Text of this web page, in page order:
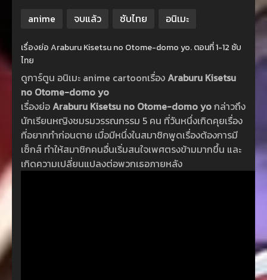
anime จบแล้ว ซับไทย อนิเมะ
เรื่องย่อ Araburu Kisetsu no Otome-domo yo. ตอนที่ 1-12 ซับ
ไทย
ดูการ์ตูน อนิเมะ anime cartoonเรื่องAraburu Kisetsu
no Otome-domo yo
เรื่องย่อAraburu Kisetsu no Otome-domo yoกล่าวถึง
นักเรียนหญิงชมรมวรรณกรรม 5 คน ที่วันหนึ่งเกิดคุยเรื่อง
ที่อยากทำก่อนตาย เมื่อมีหนึ่งในสมาชิกพูดเรื่องต้องการมี
เซ็กส์ ทำให้สมาชิกคนอื่นเริ่มสนใจเพศตรงข้ามมากขึ้น และ
เกิดความเปลี่ยนแปลงต่อพวกเธอภายหลัง